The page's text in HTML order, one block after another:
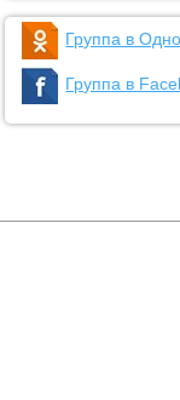
Группа в
Группа в